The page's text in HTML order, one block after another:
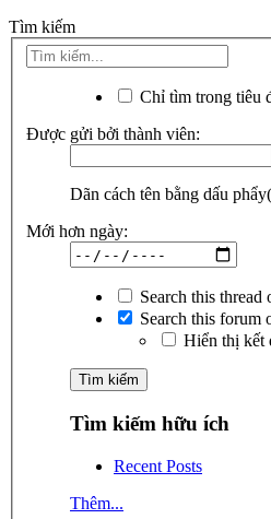
Tìm kiếm
Chỉ tìm trong tiêu
Được gửi bởi thành viên:
Dãn cách tên bằng dấu
Mới hơn ngày:
Search this thread
Search this forum
Hiển thị kết
Tìm kiếm hữu ích
Recent Posts
Thêm...